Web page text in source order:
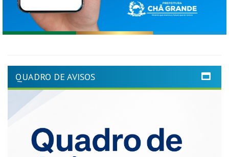
QUADRO DE AVISOS